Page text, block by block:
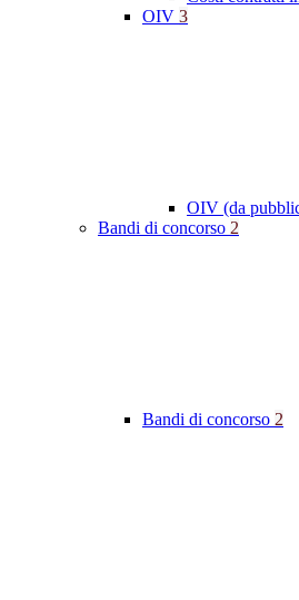
OIV 3
OIV (da
Bandi di concorso 2
Bandi di concorso 2